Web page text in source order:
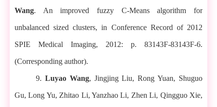
Wang. An improved fuzzy C-Means algorithm for
unbalanced sized clusters, in Conference Record of 2012
SPIE Medical Imaging, 2012: p. 83143F-83143F-6.
(Corresponding author).
9. Luyao Wang, Jingjing Liu, Rong Yuan, Shuguo
Gu, Long Yu, Zhitao Li, Yanzhao Li, Zhen Li, Qingguo Xie,